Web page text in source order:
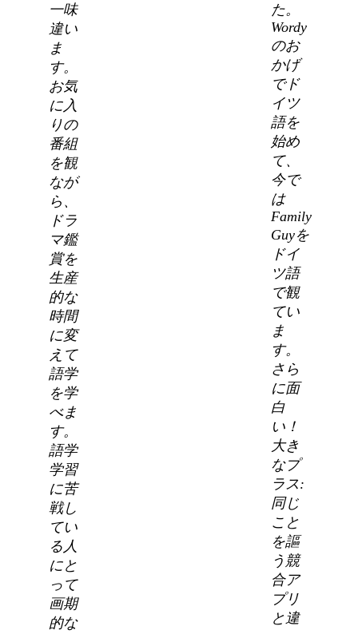
一味
違い
ま
す。
お気
に入
りの
番組
を観
なが
ら、
ドラ
マ鑑
賞を
生産
的な
時間
に変
えて
語学
を学
べま
す。
語学
学習
に苦
戦し
てい
る人
にと
って
画期
的な
た。
Wordy
のお
かげ
でド
イツ
語を
始め
て、
今で
は
Family
Guyを
ドイ
ツ語
で観
てい
ま
す。
さら
に面
白
い！
大き
なプ
ラス:
同じ
こと
を謳
う競
合ア
プリ
と違